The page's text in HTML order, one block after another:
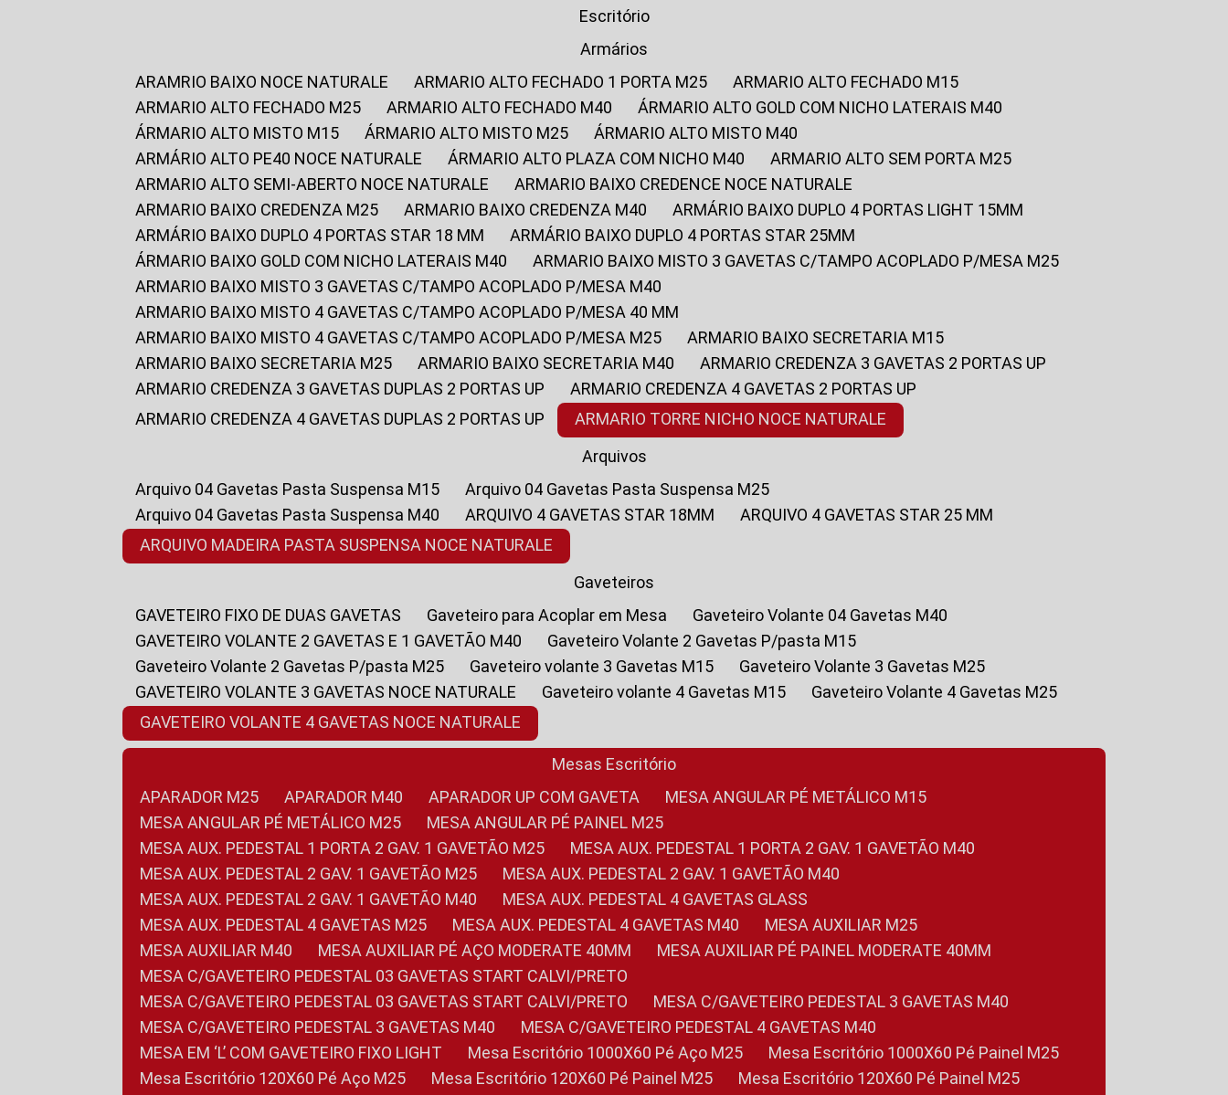
Escritório
Armários
ARAMRIO BAIXO NOCE NATURALE
ARMARIO ALTO FECHADO 1 PORTA M25
ARMARIO ALTO FECHADO M15
ARMARIO ALTO FECHADO M25
ARMARIO ALTO FECHADO M40
ÁRMARIO ALTO GOLD COM NICHO LATERAIS M40
ÁRMARIO ALTO MISTO M15
ÁRMARIO ALTO MISTO M25
ÁRMARIO ALTO MISTO M40
ARMÁRIO ALTO PE40 NOCE NATURALE
ÁRMARIO ALTO PLAZA COM NICHO M40
ARMARIO ALTO SEM PORTA M25
ARMARIO ALTO SEMI-ABERTO NOCE NATURALE
ARMARIO BAIXO CREDENCE NOCE NATURALE
ARMARIO BAIXO CREDENZA M25
ARMARIO BAIXO CREDENZA M40
ARMÁRIO BAIXO DUPLO 4 PORTAS LIGHT 15MM
ARMÁRIO BAIXO DUPLO 4 PORTAS STAR 18 MM
ARMÁRIO BAIXO DUPLO 4 PORTAS STAR 25MM
ÁRMARIO BAIXO GOLD COM NICHO LATERAIS M40
ARMARIO BAIXO MISTO 3 GAVETAS C/TAMPO ACOPLADO P/MESA M25
ARMARIO BAIXO MISTO 3 GAVETAS C/TAMPO ACOPLADO P/MESA M40
ARMARIO BAIXO MISTO 4 GAVETAS C/TAMPO ACOPLADO P/MESA 40 MM
ARMARIO BAIXO MISTO 4 GAVETAS C/TAMPO ACOPLADO P/MESA M25
ARMARIO BAIXO SECRETARIA M15
ARMARIO BAIXO SECRETARIA M25
ARMARIO BAIXO SECRETARIA M40
ARMARIO CREDENZA 3 GAVETAS 2 PORTAS UP
ARMARIO CREDENZA 3 GAVETAS DUPLAS 2 PORTAS UP
ARMARIO CREDENZA 4 GAVETAS 2 PORTAS UP
ARMARIO CREDENZA 4 GAVETAS DUPLAS 2 PORTAS UP
ARMARIO TORRE NICHO NOCE NATURALE
Arquivos
Arquivo 04 Gavetas Pasta Suspensa M15
Arquivo 04 Gavetas Pasta Suspensa M25
Arquivo 04 Gavetas Pasta Suspensa M40
ARQUIVO 4 GAVETAS STAR 18MM
ARQUIVO 4 GAVETAS STAR 25 MM
ARQUIVO MADEIRA PASTA SUSPENSA NOCE NATURALE
Gaveteiros
GAVETEIRO FIXO DE DUAS GAVETAS
Gaveteiro para Acoplar em Mesa
Gaveteiro Volante 04 Gavetas M40
GAVETEIRO VOLANTE 2 GAVETAS E 1 GAVETÃO M40
Gaveteiro Volante 2 Gavetas P/pasta M15
Gaveteiro Volante 2 Gavetas P/pasta M25
Gaveteiro volante 3 Gavetas M15
Gaveteiro Volante 3 Gavetas M25
GAVETEIRO VOLANTE 3 GAVETAS NOCE NATURALE
Gaveteiro volante 4 Gavetas M15
Gaveteiro Volante 4 Gavetas M25
GAVETEIRO VOLANTE 4 GAVETAS NOCE NATURALE
Mesas Escritório
APARADOR M25
APARADOR M40 APARADOR UP COM GAVETA
MESA ANGULAR PÉ METÁLICO M15
MESA ANGULAR PÉ METÁLICO M25
MESA ANGULAR PÉ PAINEL M25
MESA AUX. PEDESTAL 1 PORTA 2 GAV. 1 GAVETÃO M25
MESA AUX. PEDESTAL 1 PORTA 2 GAV. 1 GAVETÃO M40
MESA AUX. PEDESTAL 2 GAV. 1 GAVETÃO M25
MESA AUX. PEDESTAL 2 GAV. 1 GAVETÃO M40
MESA AUX. PEDESTAL 2 GAV. 1 GAVETÃO M40
MESA AUX. PEDESTAL 4 GAVETAS GLASS
MESA AUX. PEDESTAL 4 GAVETAS M25
MESA AUX. PEDESTAL 4 GAVETAS M40
MESA AUXILIAR M25
MESA AUXILIAR M40
MESA AUXILIAR PÉ AÇO MODERATE 40MM
MESA AUXILIAR PÉ PAINEL MODERATE 40MM
MESA C/GAVETEIRO PEDESTAL 03 GAVETAS START CALVI/PRETO
MESA C/GAVETEIRO PEDESTAL 03 GAVETAS START CALVI/PRETO
MESA C/GAVETEIRO PEDESTAL 3 GAVETAS M40
MESA C/GAVETEIRO PEDESTAL 3 GAVETAS M40
MESA C/GAVETEIRO PEDESTAL 4 GAVETAS M40
MESA EM ‘L’ COM GAVETEIRO FIXO LIGHT
Mesa Escritório 1000X60 Pé Aço M25
Mesa Escritório 1000X60 Pé Painel M25
Mesa Escritório 120X60 Pé Aço M25
Mesa Escritório 120X60 Pé Painel M25
Mesa Escritório 120X60 Pé Painel M25